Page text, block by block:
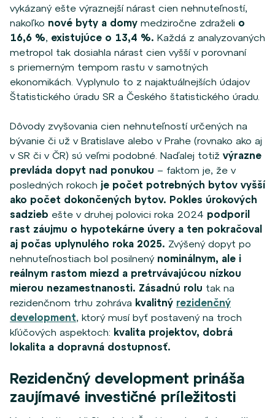
vykázaný ešte výraznejší nárast cien nehnuteľností,
nakoľko nové byty a domy medziročne zdraželi o
16,6 %, existujúce o 13,4 %. Každá z analyzovaných
metropol tak dosiahla nárast cien vyšší v porovnaní
s priemerným tempom rastu v samotných
ekonomikách. Vyplynulo to z najaktuálnejších údajov
Štatistického úradu SR a Českého štatistického úradu.
Dôvody zvyšovania cien nehnuteľností určených na
bývanie či už v Bratislave alebo v Prahe (rovnako ako aj
v SR či v ČR) sú veľmi podobné. Naďalej totiž výrazne
prevláda dopyt nad ponukou – faktom je, že v
posledných rokoch je počet potrebných bytov vyšší
ako počet dokončených bytov. Pokles úrokových
sadzieb ešte v druhej polovici roka 2024 podporil
rast záujmu o hypotekárne úvery a ten pokračoval
aj počas uplynulého roka 2025. Zvýšený dopyt po
nehnuteľnostiach bol posilnený nominálnym, ale i
reálnym rastom miezd a pretrvávajúcou nízkou
mierou nezamestnanosti. Zásadnú rolu tak na
rezidenčnom trhu zohráva kvalitný rezidenčný
development, ktorý musí byť postavený na troch
kľúčových aspektoch: kvalita projektov, dobrá
lokalita a dopravná dostupnosť.
Rezidenčný development prináša
zaujímavé investičné príležitosti